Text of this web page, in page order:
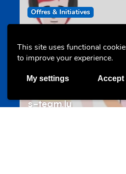
This site uses functional
to improve your experience.
My settings Accept
Offres & Initiatives
s-team.lu